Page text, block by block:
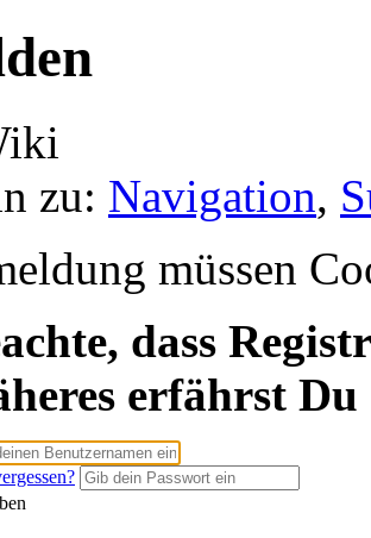
zu: Navigation,
müssen
dass
erfährst